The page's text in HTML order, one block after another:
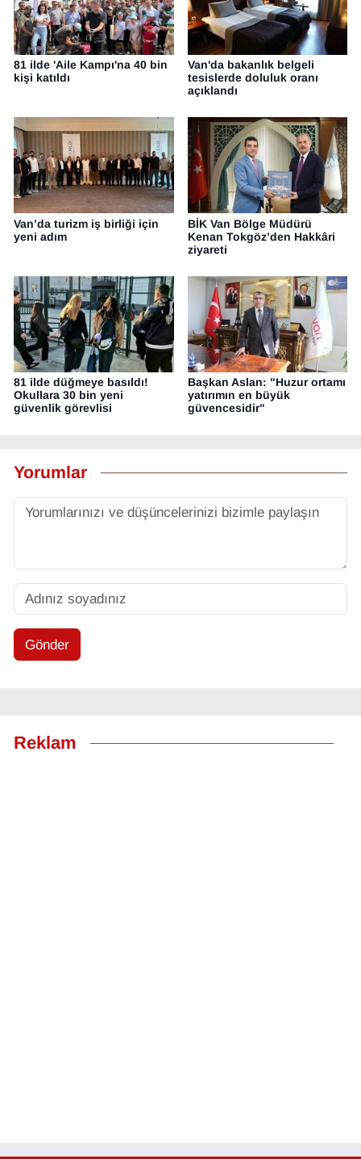
81 ilde 'Aile Kampı'na 40 bin
kişi katıldı
Van'da bakanlık belgeli
tesislerde doluluk oranı
açıklandı
Van’da turizm iş birliği için
yeni adım
BİK Van Bölge Müdürü
Kenan Tokgöz’den Hakkâri
ziyareti
81 ilde düğmeye basıldı!
Okullara 30 bin yeni
güvenlik görevlisi
Başkan Aslan: "Huzur ortamı
yatırımın en büyük
güvencesidir"
Yorumlar
Gönder
Reklam